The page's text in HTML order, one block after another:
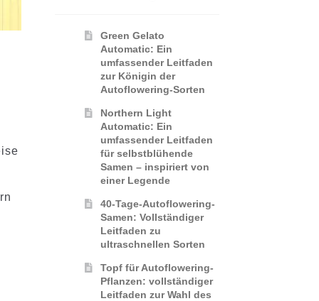
Green Gelato
Automatic: Ein
umfassender Leitfaden
zur Königin der
Autoflowering‑Sorten
Northern Light
Automatic: Ein
umfassender Leitfaden
für selbstblühende
Samen – inspiriert von
einer Legende
40-Tage-Autoflowering-
Samen: Vollständiger
Leitfaden zu
ultraschnellen Sorten
Topf für Autoflowering-
Pflanzen: vollständiger
Leitfaden zur Wahl des